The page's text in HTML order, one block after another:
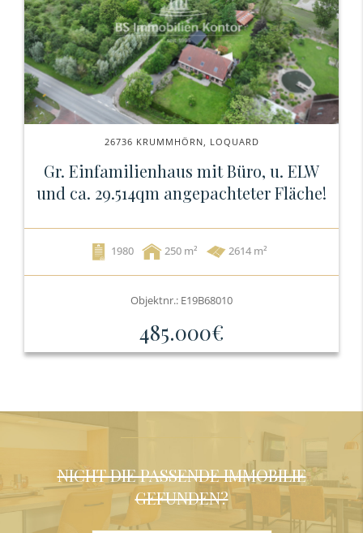
26736 KRUMMHÖRN, LOQUARD
Gr. Einfamilienhaus mit Büro, u. ELW
und ca. 29.514qm angepachteter Fläche!
1980 250 2614 m²
Objektnr.: E19B68010
485.000€
NICHT DIE PASSENDE IMMOBILIE
GEFUNDEN?